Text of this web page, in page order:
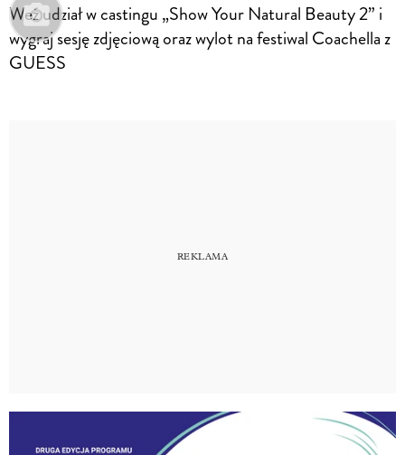
Weź udział w castingu „Show Your Natural Beauty 2” i
wygraj sesję zdjęciową oraz wylot na festiwal Coachella z
GUESS